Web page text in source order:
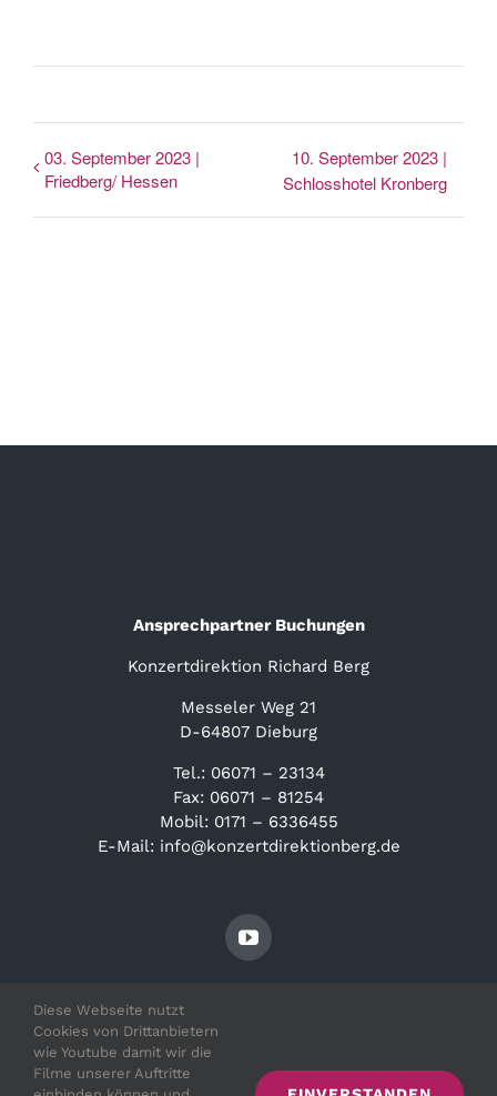
03. September 2023 |
Friedberg/ Hessen
10. September 2023 |
Schlosshotel Kronberg
Ansprechpartner Buchungen
Konzertdirektion Richard Berg
Messeler Weg 21
D-64807 Dieburg
Tel.: 06071 – 23134
Fax: 06071 – 81254
Mobil: 0171 – 6336455
E-Mail: info@konzertdirektionberg.de
Diese Webseite nutzt
Cookies von Drittanbietern
wie Youtube damit wir die
Filme unserer Auftritte